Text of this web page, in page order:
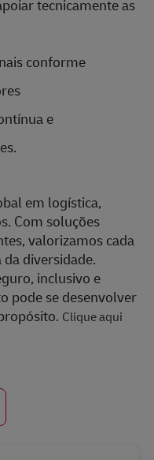
tecnicamente as
conforme
e
em logística,
Com soluções
valorizamos cada
diversidade.
inclusivo e
pode se desenvolver
Clique aqui